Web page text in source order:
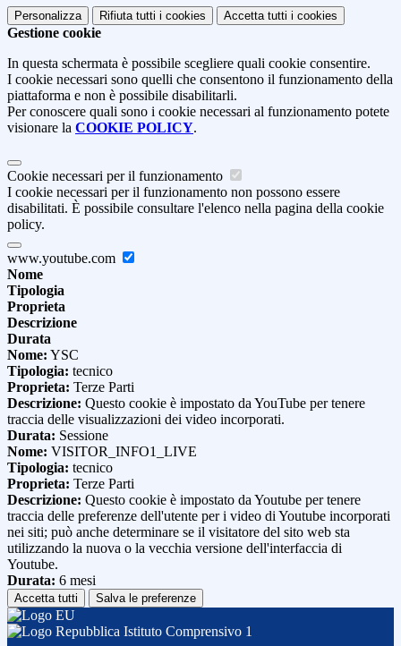
Personalizza Rifiuta tutti i cookies Accetta tutti i cookies
Gestione cookie
In questa schermata è possibile scegliere quali cookie consentire.
I cookie necessari sono quelli che consentono il funzionamento della
piattaforma e non è possibile disabilitarli.
Per conoscere quali sono i cookie necessari al funzionamento potete
visionare la COOKIE POLICY.
Cookie necessari per il funzionamento
I cookie necessari per il funzionamento non possono essere
disabilitati. È possibile consultare l'elenco nella pagina della cookie
policy.
www.youtube.com
Nome
Tipologia
Proprieta
Descrizione
Durata
Nome: YSC
Tipologia: tecnico
Proprieta: Terze Parti
Descrizione: Questo cookie è impostato da YouTube per tenere
traccia delle visualizzazioni dei video incorporati.
Durata: Sessione
Nome: VISITOR_INFO1_LIVE
Tipologia: tecnico
Proprieta: Terze Parti
Descrizione: Questo cookie è impostato da Youtube per tenere
traccia delle preferenze dell'utente per i video di Youtube incorporati
nei siti; può anche determinare se il visitatore del sito web sta
utilizzando la nuova o la vecchia versione dell'interfaccia di
Youtube.
Durata: 6 mesi
Accetta tutti Salva le preferenze
Istituto Comprensivo 1